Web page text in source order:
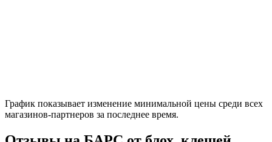
График показывает изменение минимальной цены среди всех
магазинов-партнеров за последнее время.